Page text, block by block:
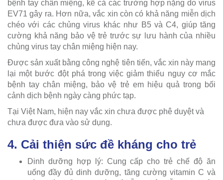
bệnh tay chân miệng, kể cả các trường hợp nặng do virus
EV71 gây ra. Hơn nữa, vắc xin còn có khả năng miễn dịch
chéo với các chủng virus khác như B5 và C4, giúp tăng
cường khả năng bảo vệ trẻ trước sự lưu hành của nhiều
chủng virus tay chân miệng hiện nay.
Được sản xuất bằng công nghệ tiên tiến, vắc xin này mang
lại một bước đột phá trong việc giảm thiểu nguy cơ mắc
bệnh tay chân miệng, bảo vệ trẻ em hiệu quả trong bối
cảnh dịch bệnh ngày càng phức tạp.
Tại Việt Nam, hiện nay vắc xin chưa được phê duyệt và
chưa được đưa vào sử dụng.
4. Cải thiện sức đề kháng cho trẻ
Dinh dưỡng hợp lý: Cung cấp cho trẻ chế độ ăn
uống đầy đủ dinh dưỡng, tăng cường vitamin C và